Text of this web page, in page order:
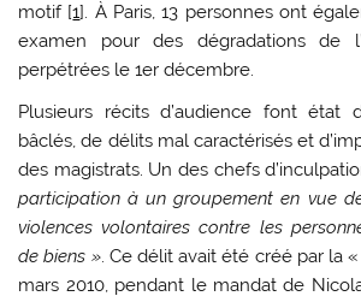
motif[1]. À Paris, 13 personnes ont
examen pour des dégradations de
perpétrées le 1er décembre.
Plusieurs récits d’audience font état
bâclés, de délits mal caractérisés et
des magistrats. Un des chefs
participation à un groupement en vue
violences volontaires contre les
de biens ». Ce délit avait été créé par la
mars 2010, pendant le mandat de